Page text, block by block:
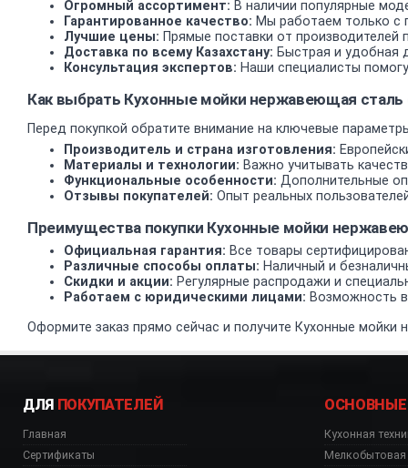
Огромный ассортимент: В наличии популярные
Гарантированное качество: Мы работаем только с
Лучшие цены: Прямые поставки от
Доставка по всему Казахстану: Быстрая и удобная
Консультация экспертов: Наши специалисты
Как выбрать Кухонные мойки нержавеющая
Перед покупкой обратите внимание на ключевые
Производитель и страна изготовления:
Материалы и технологии: Важно учитывать
Функциональные особенности: Дополнительные
Отзывы покупателей: Опыт реальных
Преимущества покупки Кухонные мойки
Официальная гарантия: Все товары
Различные способы оплаты: Наличный и
Скидки и акции: Регулярные распродажи и
Работаем с юридическими лицами: Возможность
Оформите заказ прямо сейчас и получите Кухонные
ДЛЯ ПОКУПАТЕЛЕЙ
Главная
Сертификаты
ОСНОВНЫЕ
Кухонная
Мелкобытовая